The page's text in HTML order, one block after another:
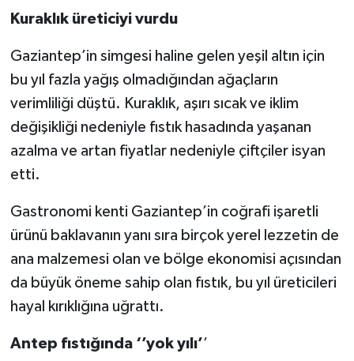
Kuraklık üreticiyi vurdu
Gaziantep’in simgesi haline gelen yeşil altın için
bu yıl fazla yağış olmadığından ağaçların
verimliliği düştü. Kuraklık, aşırı sıcak ve iklim
değişikliği nedeniyle fıstık hasadında yaşanan
azalma ve artan fiyatlar nedeniyle çiftçiler isyan
etti.
Gastronomi kenti Gaziantep’in coğrafi işaretli
ürünü baklavanın yanı sıra birçok yerel lezzetin de
ana malzemesi olan ve bölge ekonomisi açısından
da büyük öneme sahip olan fıstık, bu yıl üreticileri
hayal kırıklığına uğrattı.
Antep fıstığında ‘’yok yılı’’
Yaşam
Yemek